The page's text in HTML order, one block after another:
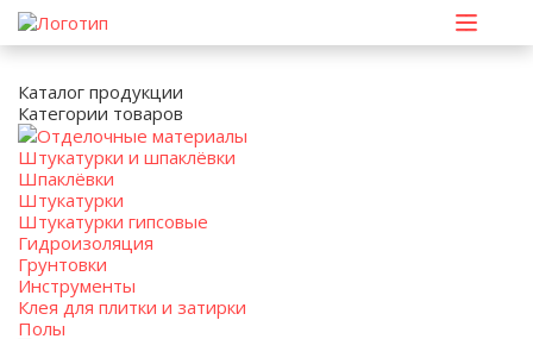
Каталог продукции
Категории товаров
Отделочные материалы
Штукатурки и шпаклёвки
Шпаклёвки
Штукатурки
Штукатурки гипсовые
Гидроизоляция
Грунтовки
Инструменты
Клея для плитки и затирки
Полы